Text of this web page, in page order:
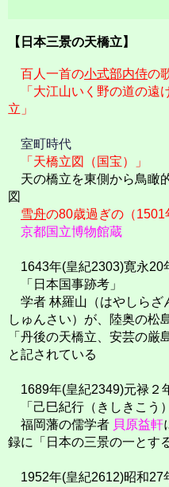
【日本三景の天橋立】
百人一首の小式部内侍の
「大江山いく野の道の遠
立」
室町時代
「天橋立図（国宝）」
天の橋立を東側から鳥瞰
図
雪舟の80歳過ぎの（
京都国立博物館蔵
1643年(皇紀2303)寛永20
「日本国事跡考」
学者 林羅山（はやしらざ
しゅんさい）が、陸奥の松
「丹後の天橋立、安芸の厳
と記されている
1689年(皇紀2349)元禄２
「己巳紀行（きしきこう）
福岡藩の儒学者 貝原益軒
録に「日本の三景の一とす
1952年(皇紀2612)昭和27